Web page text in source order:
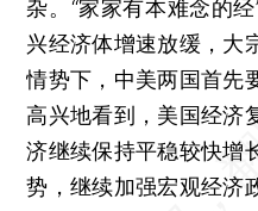
杂。“家家有本难念的
兴经济体增速放缓，大
情势下，中美两国首先
高兴地看到，美国经济
济继续保持平稳较快增
势，继续加强宏观经济